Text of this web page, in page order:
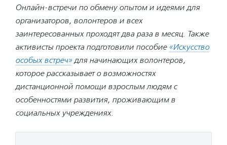
Онлайн-встречи по обмену опытом и идеями для
организаторов, волонтеров и всех
заинтересованных проходят два раза в месяц. Также
активисты проекта подготовили пособие «Искусство
особых встреч» для начинающих волонтеров,
которое рассказывает о возможностях
дистанционной помощи взрослым людям с
особенностями развития, проживающим в
социальных учреждениях.